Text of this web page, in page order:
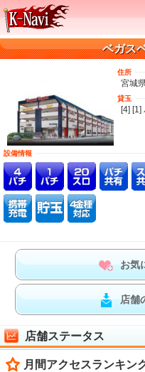
ベガス
住所
宮城
貸玉
[4]
設備情報
お気
店舗
店舗ステータス
月間アクセスランキン